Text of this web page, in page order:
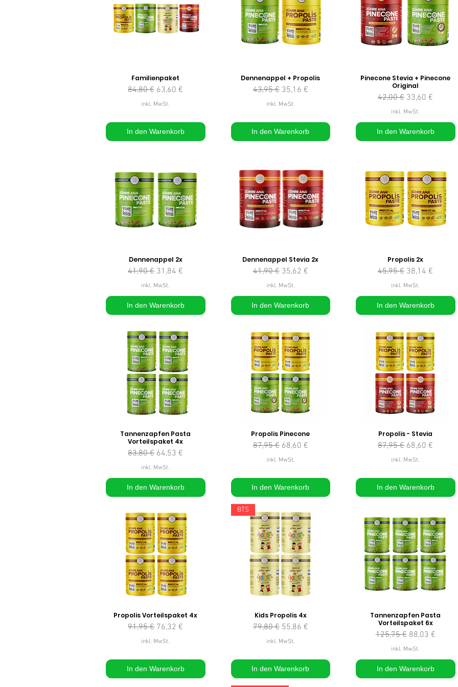
Familienpaket
Standardpreis
84,80 € Sale-Preis
63,60 €
inkl. MwSt.
In den Warenkorb
Dennenappel + Propolis
Standardpreis
43,95 € Sale-Preis
35,16 €
inkl. MwSt.
In den Warenkorb
Pinecone Stevia + Pinecone
Original
Standardpreis
42,00 € Sale-Preis
33,60 €
inkl. MwSt.
In den Warenkorb
Dennenappel 2x
Standardpreis
41,90 € Sale-Preis
31,84 €
inkl. MwSt.
In den Warenkorb
Dennenappel Stevia 2x
Standardpreis
41,90 € Sale-Preis
35,62 €
inkl. MwSt.
In den Warenkorb
Propolis 2x
Standardpreis
45,95 € Sale-Preis
38,14 €
inkl. MwSt.
In den Warenkorb
Tannenzapfen Pasta
Vorteilspaket 4x
Standardpreis
83,80 € Sale-Preis
64,53 €
inkl. MwSt.
In den Warenkorb
Propolis Pinecone
Standardpreis
87,95 € Sale-Preis
68,60 €
inkl. MwSt.
In den Warenkorb
Propolis - Stevia
Standardpreis
87,95 € Sale-Preis
68,60 €
inkl. MwSt.
In den Warenkorb
Propolis Vorteilspaket 4x
Standardpreis
91,95 € Sale-Preis
76,32 €
inkl. MwSt.
In den Warenkorb
BTS
Kids Propolis 4x
Standardpreis
79,80 € Sale-Preis
55,86 €
inkl. MwSt.
In den Warenkorb
Tannenzapfen Pasta
Vorteilspaket 6x
Standardpreis
125,75 € Sale-Preis
88,03 €
inkl. MwSt.
In den Warenkorb